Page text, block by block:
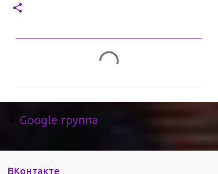
о
м
м
н
Google группа
ВКонтакте